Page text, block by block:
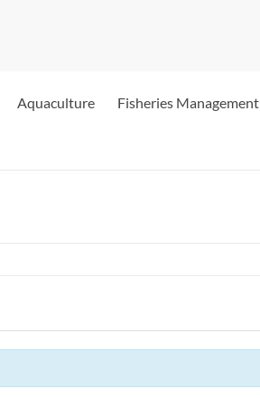
Aquaculture Fisheries Management